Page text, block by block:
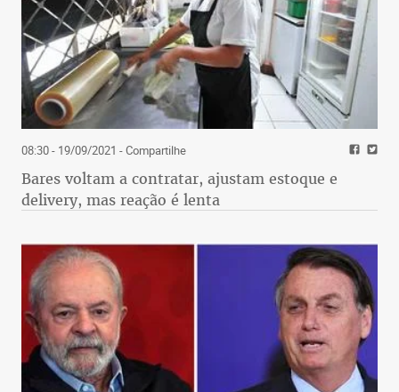
08:30 - 19/09/2021 - Compartilhe
Bares voltam a contratar, ajustam estoque e
delivery, mas reação é lenta